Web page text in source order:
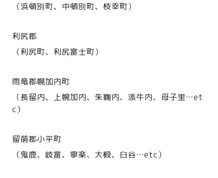
（浜頓別町、中頓別町、枝幸町）
利尻郡
（利尻町、利尻富士町）
雨竜郡幌加内町
（長留内、上幌加内、朱鞠内、添牛内、母子里…et
c）
留萌郡小平町
（鬼鹿、岐富、寧楽、大椴、臼谷…etc）